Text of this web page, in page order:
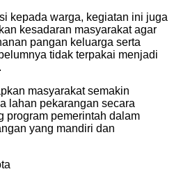
kepada warga, kegiatan ini juga
kesadaran masyarakat agar
pangan keluarga serta
tidak terpakai menjadi
masyarakat semakin
lahan pekarangan secara
program pemerintah dalam
yang mandiri dan